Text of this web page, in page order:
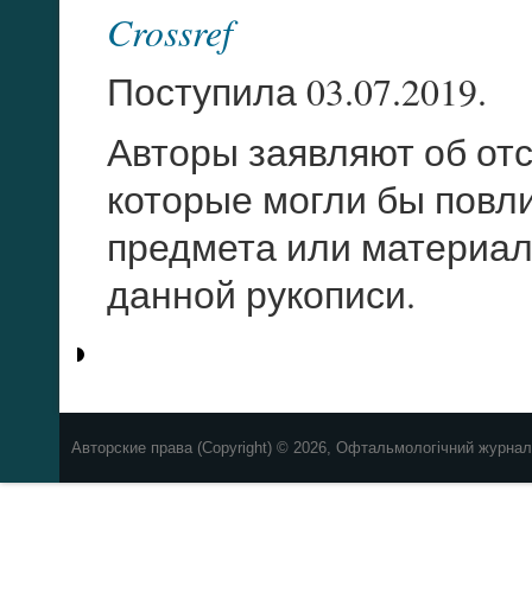
Crossref
Поступила 03.07.2019.
Авторы заявляют об
которые могли бы
предмета или
данной рукописи.
Авторские права (Copyright) © 2026, Офтальмологічний